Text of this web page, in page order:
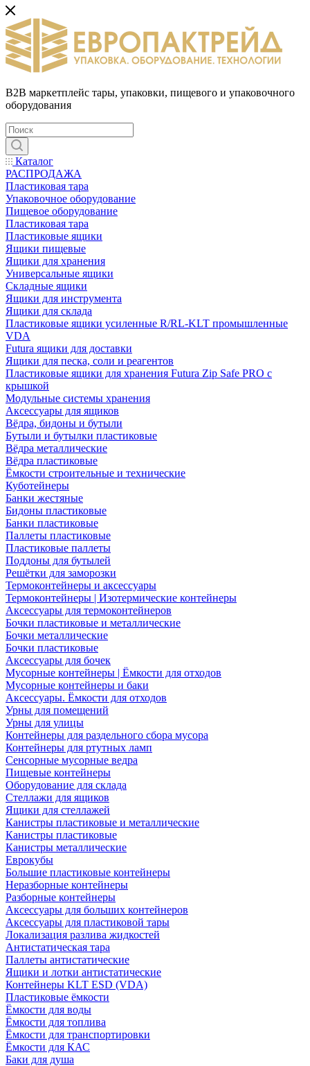
B2B маркетплейс тары, упаковки, пищевого и упаковочного
оборудования
Каталог
РАСПРОДАЖА
Пластиковая тара
Упаковочное оборудование
Пищевое оборудование
Пластиковая тара
Пластиковые ящики
Ящики пищевые
Ящики для хранения
Универсальные ящики
Складные ящики
Ящики для инструмента
Ящики для склада
Пластиковые ящики усиленные R/RL-KLT промышленные
VDA
Futura ящики для доставки
Ящики для песка, соли и реагентов
Пластиковые ящики для хранения Futura Zip Safe PRO с
крышкой
Модульные системы хранения
Аксессуары для ящиков
Вёдра, бидоны и бутыли
Бутыли и бутылки пластиковые
Вёдра металлические
Вёдра пластиковые
Ёмкости строительные и технические
Куботейнеры
Банки жестяные
Бидоны пластиковые
Банки пластиковые
Паллеты пластиковые
Пластиковые паллеты
Поддоны для бутылей
Решётки для заморозки
Термоконтейнеры и аксессуары
Термоконтейнеры | Изотермические контейнеры
Аксессуары для термоконтейнеров
Бочки пластиковые и металлические
Бочки металлические
Бочки пластиковые
Аксессуары для бочек
Мусорные контейнеры | Ёмкости для отходов
Мусорные контейнеры и баки
Аксессуары. Ёмкости для отходов
Урны для помещений
Урны для улицы
Контейнеры для раздельного сбора мусора
Контейнеры для ртутных ламп
Сенсорные мусорные ведра
Пищевые контейнеры
Оборудование для склада
Стеллажи для ящиков
Ящики для стеллажей
Канистры пластиковые и металлические
Канистры пластиковые
Канистры металлические
Еврокубы
Большие пластиковые контейнеры
Неразборные контейнеры
Разборные контейнеры
Аксессуары для больших контейнеров
Аксессуары для пластиковой тары
Локализация разлива жидкостей
Антистатическая тара
Паллеты антистатические
Ящики и лотки антистатические
Контейнеры KLT ESD (VDA)
Пластиковые ёмкости
Ёмкости для воды
Ёмкости для топлива
Ёмкости для транспортировки
Ёмкости для КАС
Баки для душа